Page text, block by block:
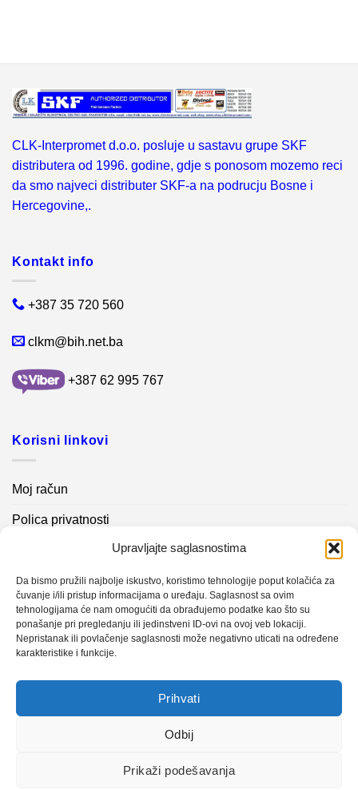
Upravljajte saglasnostima
Da bismo pružili najbolje iskustvo, koristimo tehnologije poput kolačića za
čuvanje i/ili pristup informacijama o uređaju. Saglasnost sa ovim
tehnologijama će nam omogućiti da obrađujemo podatke kao što su
ponašanje pri pregledanju ili jedinstveni ID-ovi na ovoj veb lokaciji.
Nepristanak ili povlačenje saglasnosti može negativno uticati na određene
karakteristike i funkcije.
Prihvati
Odbij
Prikaži podešavanja
CLK-Interpromet d.o.o. posluje u sastavu grupe SKF
distributera od 1996. godine, gdje s ponosom mozemo reci
da smo najveci distributer SKF-a na podrucju Bosne i
Hercegovine,.
Kontakt info
+387 35 720 560
clkm@bih.net.ba
+387 62 995 767
Korisni linkovi
Moj račun
Polica privatnosti
Kontakt info
Novosti
Sistem mjerenja vibracija – papir mašina 4
Certificirani partner za održavanje